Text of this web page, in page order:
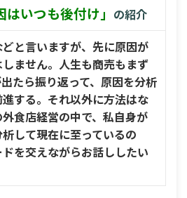
はいつも後付け」 の紹介
と言いますが、先に原因が
ません。人生も商売もまず
たら振り返って、原因を分析
する。それ以外に方法はな
食店経営の中で、私自身が
して現在に至っているの
を交えながらお話ししたい